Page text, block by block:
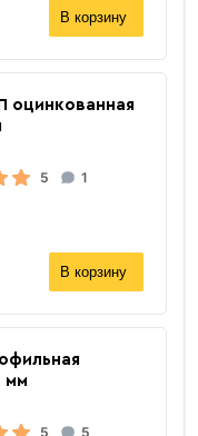
В корзину
оцинкованная
5 1
В корзину
мм
5 5